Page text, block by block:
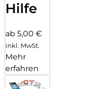
Hilfe
ab 5,00 €
inkl. MwSt.
Mehr
erfahren